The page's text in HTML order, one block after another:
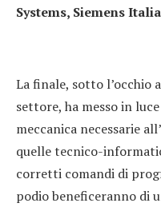
Systems, Siemens Italia
La finale, sotto l’occhio
settore, ha messo in
meccanica necessarie
quelle tecnico-
corretti comandi di
podio beneficeranno di